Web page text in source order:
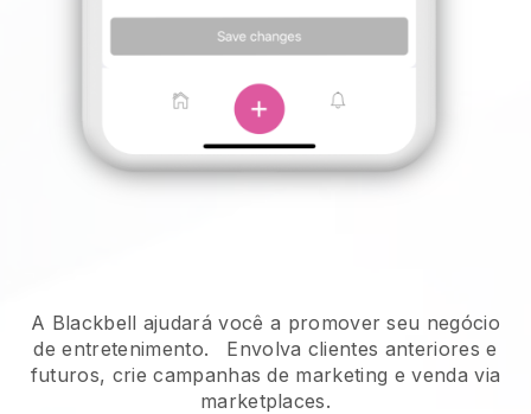
A Blackbell ajudará você a promover seu negócio
de entretenimento.
Envolva clientes anteriores e
futuros, crie campanhas de marketing e venda via
marketplaces.